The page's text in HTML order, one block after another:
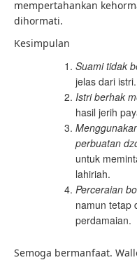
mempertahankan
dihormati.
Kesimpulan
Suami tidak
jelas dari istri.
Istri berhak
hasil jerih
perbuatan
untuk
lahiriah.
Perceraian
namun tetap
perdamaian.
Semoga bermanfaat.